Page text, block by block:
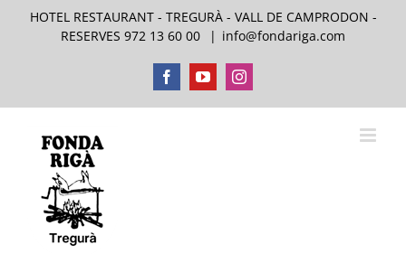
HOTEL RESTAURANT - TREGURÀ - VALL DE CAMPRODON -
RESERVES 972 13 60 00
| info@fondariga.com
FacebookYouTubeInstagram